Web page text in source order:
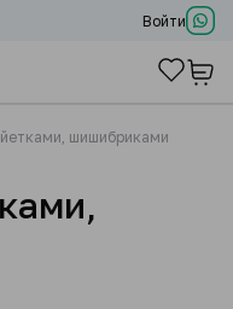
Войти
шишибриками